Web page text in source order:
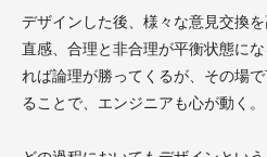
デザインした後、様々な意見交換
直感、合理と非合理が平衡状態に
れば論理が勝ってくるが、その場
ることで、エンジニアも心が動く。